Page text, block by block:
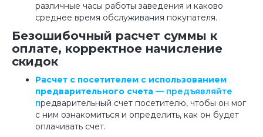
различные часы работы заведения и каково
среднее время обслуживания покупателя.
Безошибочный расчет суммы к
оплате, корректное начисление
скидок
Расчет с посетителем с использованием
предварительного счета — предъявляйте
предварительный счет посетителю, чтобы он мог
с ним ознакомиться и определить, как он будет
оплачивать счет.